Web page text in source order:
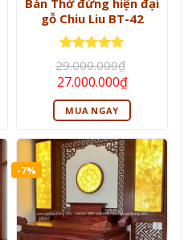
gỗ Chiu Liu BT-42
Được xếp
hạng55
sao
29.000.000₫
Giá
gốc
là:
29.000.000₫.
27.000.000₫Giá
hiện
tại
là:
MUA NGAY
-7%